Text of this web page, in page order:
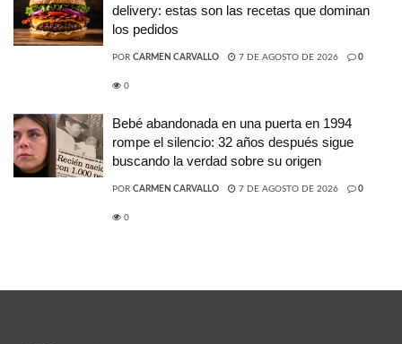
delivery: estas son las recetas que dominan
los pedidos
POR CARMEN CARVALLO 7 DE AGOSTO DE 2026 0
0
Bebé abandonada en una puerta en 1994
rompe el silencio: 32 años después sigue
buscando la verdad sobre su origen
POR CARMEN CARVALLO 7 DE AGOSTO DE 2026 0
0